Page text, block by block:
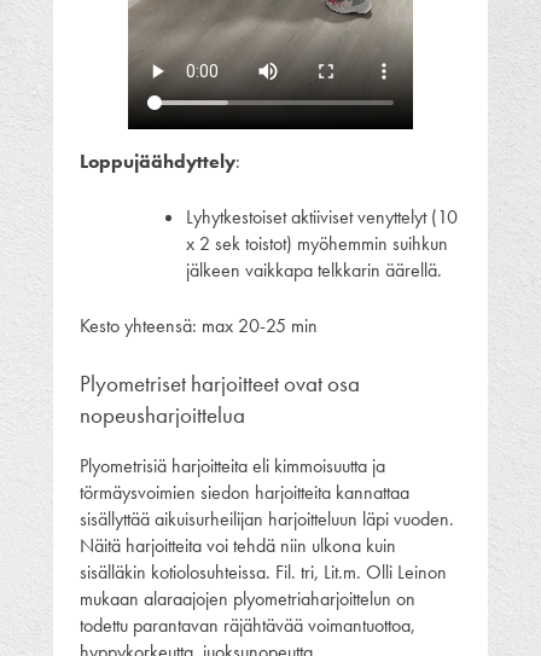
Loppujäähdyttely:
Lyhytkestoiset aktiiviset venyttelyt (10
x 2 sek toistot) myöhemmin suihkun
jälkeen vaikkapa telkkarin äärellä.
Kesto yhteensä: max 20-25 min
Plyometriset harjoitteet ovat osa
nopeusharjoittelua
Plyometrisiä harjoitteita eli kimmoisuutta ja
törmäysvoimien siedon harjoitteita kannattaa
sisällyttää aikuisurheilijan harjoitteluun läpi vuoden.
Näitä harjoitteita voi tehdä niin ulkona kuin
sisälläkin kotiolosuhteissa. Fil. tri, Lit.m. Olli Leinon
mukaan alaraajojen plyometriaharjoittelun on
todettu parantavan räjähtävää voimantuottoa,